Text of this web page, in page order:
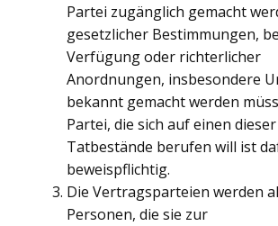
Partei zugänglich gemacht
gesetzlicher Bestimmungen,
Verfügung oder richterlicher
Anordnungen, insbesondere
bekannt gemacht werden
Partei, die sich auf einen dieser
Tatbestände berufen will ist
beweispflichtig.
Die Vertragsparteien werden
Personen, die sie zur